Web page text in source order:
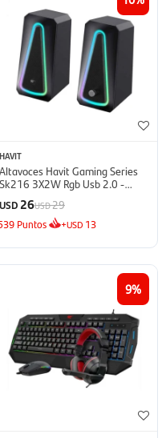
HAVIT
Altavoces Havit Gaming Series
Sk216 3X2W Rgb Usb 2.0 -
USD 26USD29
Puntos +USD 13
9